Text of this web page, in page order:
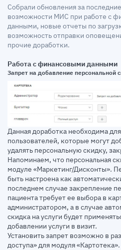
Собрали обновления за
возможности МИС при работе с
данными, новые отчеты по
возможность отправки
прочие доработки.
Работа с финансовыми данными
Запрет на добавление персональной
Данная доработка необходима
пользователей, которые могут
удалять персональную скидку,
Напоминаем, что персональная
модуле «Маркетинг/Дисконты».
быть настроена как
последнем случае закрепление
пациента требует ее выбора в
администратором, а в случае
скидка на услуги будет
добавлении услуги в визит.
Установить запрет возможно в
доступа» для модуля «Картотека».